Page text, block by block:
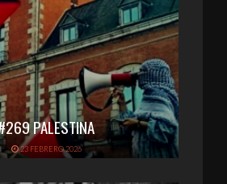
PALESTINA
23 FEBRERO 2026